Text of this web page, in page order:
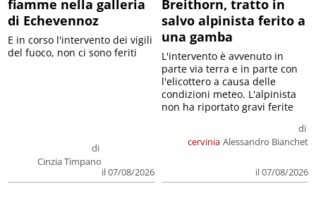
fiamme nella galleria
di Echevennoz
di
Cinzia Timpano
il 07/08/2026
E in corso l'intervento dei vigili
del fuoco, non ci sono feriti
Breithorn, tratto in
salvo alpinista ferito a
una gamba
cervinia
di
Alessandro Bianchet
il 07/08/2026
L'intervento è avvenuto in
parte via terra e in parte con
l'elicottero a causa delle
condizioni meteo. L'alpinista
non ha riportato gravi ferite